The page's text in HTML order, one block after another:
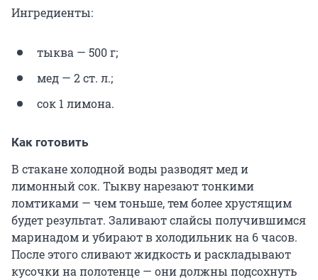
Ингредиенты:
тыква — 500 г;
мед — 2 ст. л.;
сок 1 лимона.
Как готовить
В стакане холодной воды разводят мед и
лимонный сок. Тыкву нарезают тонкими
ломтиками — чем тоньше, тем более хрустящим
будет результат. Заливают слайсы получившимся
маринадом и убирают в холодильник на 6 часов.
После этого сливают жидкость и раскладывают
кусочки на полотенце — они должны подсохнуть